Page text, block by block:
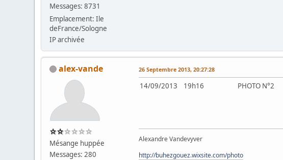
Messages: 8731
Emplacement: Ile
deFrance/Sologne
IP archivée
alex-vande
Mésange huppée
Messages: 280
26 Septembre 2013, 20:27:28
14/09/2013 19h16 PHOTO N°2
Alexandre Vandevyver
http://buhezgouez.wixsite.com/photo